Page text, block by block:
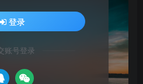
登录
账号登录